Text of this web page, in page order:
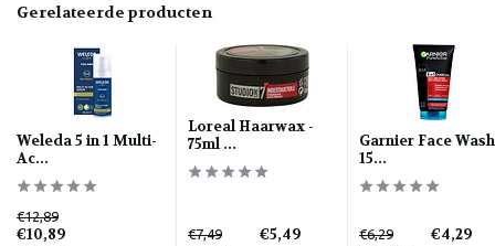
Gerelateerde producten
Weleda 5 in 1 Multi-
Ac...
€12,89
€10,89
Loreal Haarwax -
75ml ...
€7,49 €5,49
Garnier Face
15...
€6,29 €4,29